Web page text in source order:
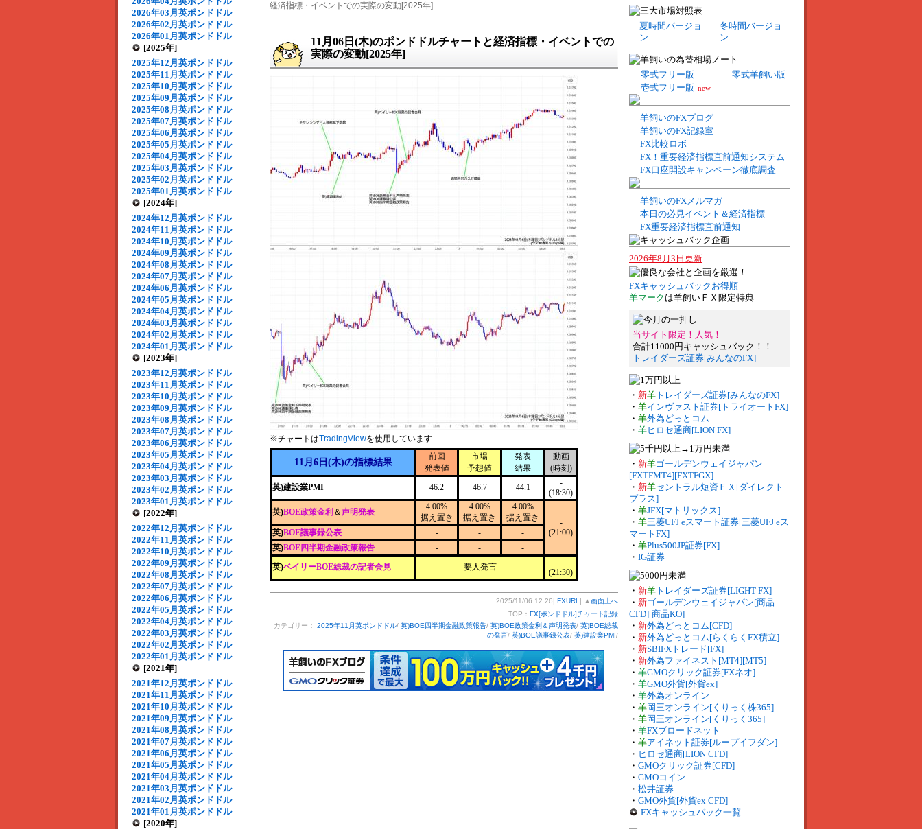
2026年03月英ポンドドル
2026年02月英ポンドドル
2026年01月英ポンドドル
[2025年]
2025年12月英ポンドドル
2025年11月英ポンドドル
2025年10月英ポンドドル
2025年09月英ポンドドル
2025年08月英ポンドドル
2025年07月英ポンドドル
2025年06月英ポンドドル
2025年05月英ポンドドル
2025年04月英ポンドドル
2025年03月英ポンドドル
2025年02月英ポンドドル
2025年01月英ポンドドル
[2024年]
2024年12月英ポンドドル
2024年11月英ポンドドル
2024年10月英ポンドドル
2024年09月英ポンドドル
2024年08月英ポンドドル
2024年07月英ポンドドル
2024年06月英ポンドドル
2024年05月英ポンドドル
2024年04月英ポンドドル
2024年03月英ポンドドル
2024年02月英ポンドドル
2024年01月英ポンドドル
[2023年]
2023年12月英ポンドドル
2023年11月英ポンドドル
2023年10月英ポンドドル
2023年09月英ポンドドル
2023年08月英ポンドドル
2023年07月英ポンドドル
2023年06月英ポンドドル
2023年05月英ポンドドル
2023年04月英ポンドドル
2023年03月英ポンドドル
2023年02月英ポンドドル
2023年01月英ポンドドル
[2022年]
2022年12月英ポンドドル
2022年11月英ポンドドル
2022年10月英ポンドドル
2022年09月英ポンドドル
2022年08月英ポンドドル
2022年07月英ポンドドル
2022年06月英ポンドドル
2022年05月英ポンドドル
2022年04月英ポンドドル
2022年03月英ポンドドル
2022年02月英ポンドドル
2022年01月英ポンドドル
[2021年]
2021年12月英ポンドドル
2021年11月英ポンドドル
2021年10月英ポンドドル
2021年09月英ポンドドル
2021年08月英ポンドドル
2021年07月英ポンドドル
2021年06月英ポンドドル
2021年05月英ポンドドル
2021年04月英ポンドドル
2021年03月英ポンドドル
2021年02月英ポンドドル
2021年01月英ポンドドル
[2020年]
経済指標・イベントでの実際の変動[2025年]
11月06日(木)のポンドドルチャートと経済指標・イベントでの
実際の変動[2025年]
※チャートはTradingViewを使用しています
11月6日(木)の指標結果
前回
発表値
市場
予想値
発表
結果
動画
(時刻)
英)建設業PMI
46.2 46.7 44.1
-
(18:30)
英)BOE政策金利 ＆声明発表
4.00%
据え置き
4.00%
据え置き
4.00%
据え置き
-
(21:00)
英)BOE議事録公表 - -
-
英)BOE四半期金融政策報告 - -
-
英)ベイリーBOE総裁の記者会見 要人発言
-
(21:30)
2025/11/06 12:26| FXURL | ▲ 画面上へ
TOP： FX[ポンドドル]チャート記録
カテゴリー： 2025年11月英ポンドドル/ 英)BOE四半期金融政策報告/ 英)BOE政策金利＆声明発表/ 英)BOE総裁
の発言/ 英)BOE議事録公表/ 英)建設業PMI/
夏時間バージョ
ン
冬時間バージョ
ン
零式フリー版
零式羊飼い版
壱式フリー版 new
羊飼いのFXブログ
羊飼いのFX記録室
FX比較ロボ
FX！重要経済指標直前通知システム
FX口座開設キャンペーン徹底調査
羊飼いのFXメルマガ
本日の必見イベント＆経済指標
FX重要経済指標直前通知
2026年8月3日更新
FXキャッシュバックお得順
羊マーク は羊飼いＦＸ限定特典
当サイト限定！人気！
合計11000円キャッシュバック！！
トレイダーズ証券[みんなのFX]
・ 新羊 トレイダーズ証券[みんなのFX]
・ 羊インヴァスト証券[トライオートFX]
・ 羊外為どっとコム
・ 羊ヒロセ通商[LION FX]
・ 新羊ゴールデンウェイジャパン
[FXTFMT4][FXTFGX]
・ 新羊セントラル短資ＦＸ[ダイレクト
プラス]
・ 羊JFX[マトリックス]
・ 羊三菱UFJ eスマート証券[三菱UFJ eス
マートFX]
・ 羊Plus500JP証券[FX]
・ IG証券
・ 新羊 トレイダーズ証券[LIGHT FX]
・ 新ゴールデンウェイジャパン[商品
CFD][商品KO]
・ 新外為どっとコム[CFD]
・ 新外為どっとコム[らくらくFX積立]
・ 新SBIFXトレード[FX]
・ 新外為ファイネスト[MT4][MT5]
・ 羊GMOクリック証券[FXネオ]
・ 羊GMO外貨[外貨ex]
・ 羊外為オンライン
・ 羊岡三オンライン[くりっく株365]
・ 羊岡三オンライン[くりっく365]
・ 羊FXブロードネット
・ 羊アイネット証券[ループイフダン]
・ ヒロセ通商[LION CFD]
・ GMOクリック証券[CFD]
・ GMOコイン
・ 松井証券
・ GMO外貨[外貨ex CFD]
FXキャッシュバック一覧